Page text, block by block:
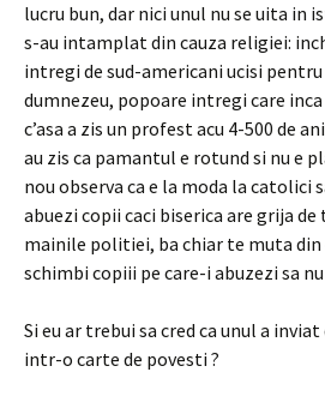
lucru bun, dar nici unul nu se uita in
s-au intamplat din cauza religiei:
intregi de sud-americani ucisi
dumnezeu, popoare intregi care
c’asa a zis un profest acu 4-500 de
au zis ca pamantul e rotund si nu e
nou observa ca e la moda la catolici
abuezi copii caci biserica are grija de
mainile politiei, ba chiar te muta din
schimbi copiii pe care-i abuzezi sa
Si eu ar trebui sa cred ca unul a
intr-o carte de povesti ?